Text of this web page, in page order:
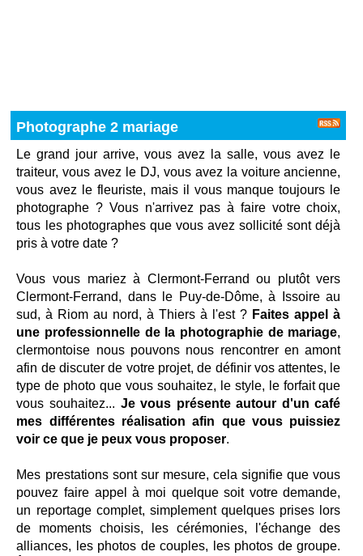
Photographe 2 mariage
Le grand jour arrive, vous avez la salle, vous avez le
traiteur, vous avez le DJ, vous avez la voiture ancienne,
vous avez le fleuriste, mais il vous manque toujours le
photographe ? Vous n'arrivez pas à faire votre choix,
tous les photographes que vous avez sollicité sont déjà
pris à votre date ?
Vous vous mariez à Clermont-Ferrand ou plutôt vers
Clermont-Ferrand, dans le Puy-de-Dôme, à Issoire au
sud, à Riom au nord, à Thiers à l'est ? Faites appel à
une professionnelle de la photographie de mariage,
clermontoise nous pouvons nous rencontrer en amont
afin de discuter de votre projet, de définir vos attentes, le
type de photo que vous souhaitez, le style, le forfaitque
vous souhaitez... Je vous présente autour d'un café
mes différentes réalisation afin que vous puissiez
voir ce que je peux vous proposer.
Mes prestations sont sur mesure, cela signifie que vous
pouvez faire appel à moi quelque soit votre demande,
un reportage complet, simplement quelques prises lors
de moments choisis, les cérémonies, l'échange des
alliances, les photos de couples, les photos de groupe.